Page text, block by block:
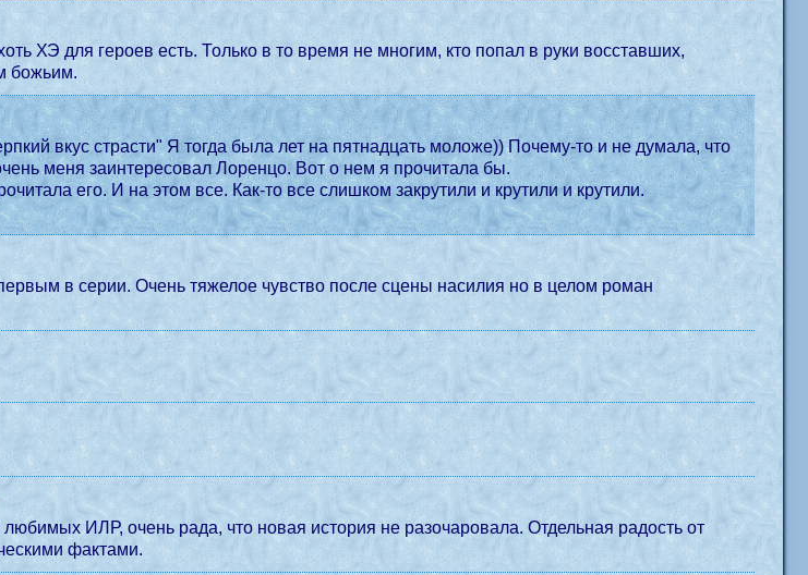
ХЭ для героев есть. Только в то время не многим, кто попал в руки восставших,
божьим.
вкус страсти" Я тогда была лет на пятнадцать моложе)) Почему-то и не думала, что
меня заинтересовал Лоренцо. Вот о нем я прочитала бы.
его. И на этом все. Как-то все слишком закрутили и крутили и крутили.
в серии. Очень тяжелое чувство после сцены насилия но в целом роман
ИЛР, очень рада, что новая история не разочаровала. Отдельная радость от
фактами.